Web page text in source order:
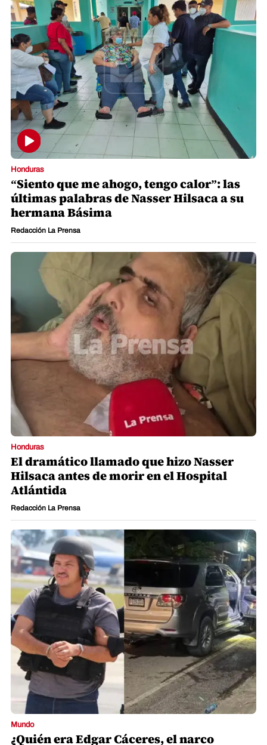
Honduras
“Siento que me ahogo, tengo calor”: las
últimas palabras de Nasser Hilsaca a su
hermana Básima
Redacción La Prensa
Honduras
El dramático llamado que hizo Nasser
Hilsaca antes de morir en el Hospital
Atlántida
Redacción La Prensa
Mundo
¿Quién era Edgar Cáceres, el narco